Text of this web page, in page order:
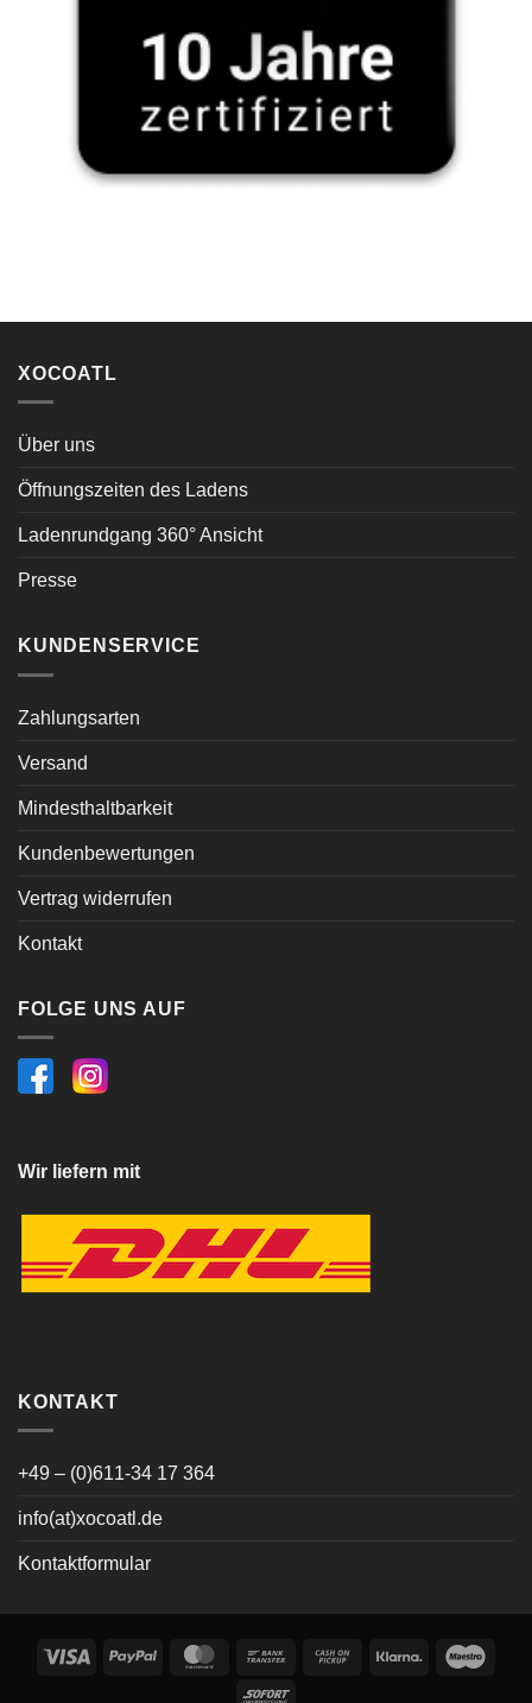
XOCOATL
Über uns
Öffnungszeiten des Ladens
Ladenrundgang 360° Ansicht
Presse
KUNDENSERVICE
Zahlungsarten
Versand
Mindesthaltbarkeit
Kundenbewertungen
Vertrag widerrufen
Kontakt
FOLGE UNS AUF
Wir liefern mit
KONTAKT
+49 – (0)611-34 17 364
info(at)xocoatl.de
Kontaktformular
Visa PayPal MasterCardBank
Cash
Klarna
Sofort